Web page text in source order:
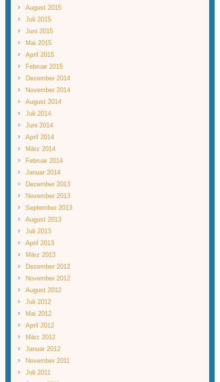
August 2015
Juli 2015
Juni 2015
Mai 2015
April 2015
Februar 2015
Dezember 2014
November 2014
August 2014
Juli 2014
Juni 2014
April 2014
März 2014
Februar 2014
Januar 2014
Dezember 2013
November 2013
September 2013
August 2013
Juli 2013
April 2013
März 2013
Dezember 2012
November 2012
August 2012
Juli 2012
Mai 2012
April 2012
März 2012
Januar 2012
November 2011
Juli 2011